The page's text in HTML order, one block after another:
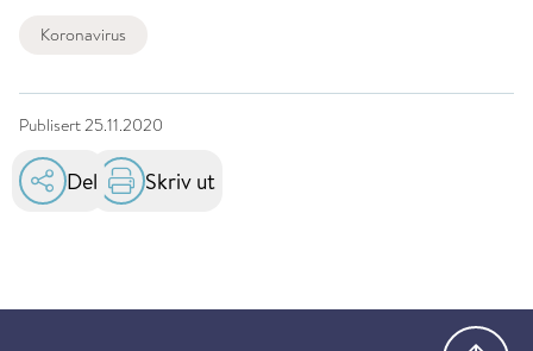
Koronavirus
Publisert25.11.2020
Del Skriv ut